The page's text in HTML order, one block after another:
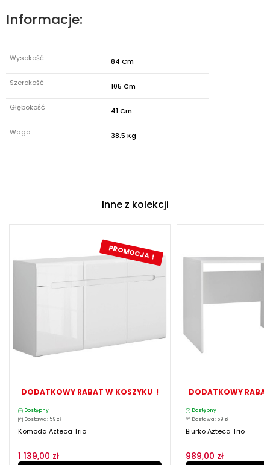
Informacje:
Wysokość 84 Cm
Szerokość 105 Cm
Głębokość 41 Cm
Waga 38.5 Kg
Inne z kolekcji
PROMOCJA !
DODATKOWY RABAT W KOSZYKU !
Dostępny
Dostawa: 59 zł
Komoda Azteca Trio
1 139,00 zł
DODATKOWY
Dostępny
Dostawa: 59 zł
Biurko Azteca Trio
989,00 zł